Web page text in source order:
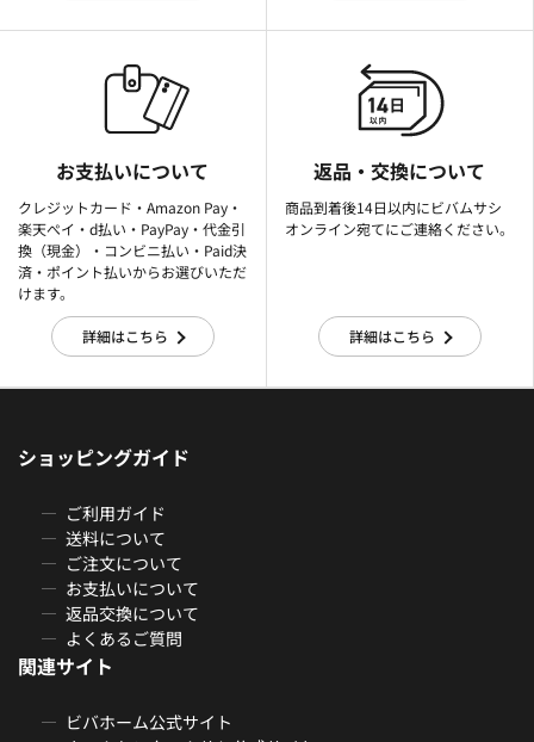
お支払いについて
クレジットカード・Amazon Pay・
楽天ぺイ・d払い・PayPay・代金引
換（現金）・コンビニ払い・Paid決
済・ポイント払いからお選びいただ
けます。
詳細はこちら
返品・交換について
商品到着後14日以内にビバムサシ
オンライン宛てにご連絡ください。
詳細はこちら
ショッピングガイド
ご利用ガイド
送料について
ご注文について
お支払いについて
返品交換について
よくあるご質問
関連サイト
ビバホーム公式サイト